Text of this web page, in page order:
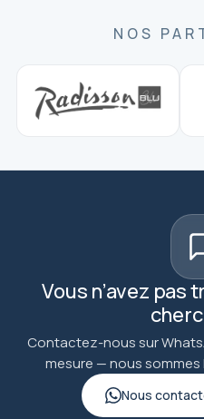
NOS
Vous n’avez pas
Contactez-nous sur
mesure — nous sommes
Nous